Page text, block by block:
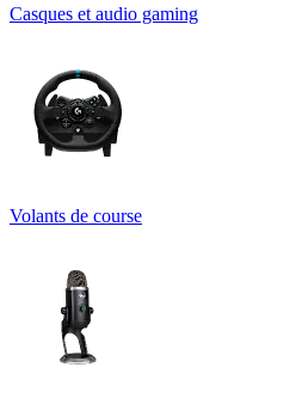
Casques et audio gaming
Volants de course